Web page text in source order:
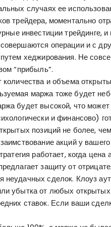
случаях ее
трейдера, моментально
инвестициитрейдинге,
операции и с
хеджирования. Не
“прибыль”.
и объема
маржа тоже будет
будет высокой, что может
и финансово)
позиций не более,
акций у
работает, когда
защиту от
неудачных сделок. Клоуз
убытка от любых
ставок. Если ваши